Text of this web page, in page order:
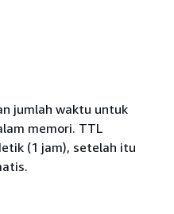
jumlah waktu untuk
memori. TTL
(1 jam), setelah itu